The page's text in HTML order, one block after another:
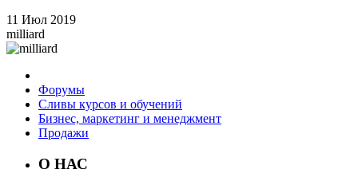
11 Июл 2019
milliard
Форумы
Сливы курсов и обучений
Бизнес, маркетинг и менеджмент
Продажи
О НАС